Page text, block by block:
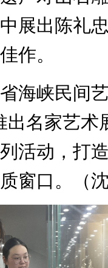
展出陈礼
作。
峡民间艺
出名家艺术
活动，打
窗口。（